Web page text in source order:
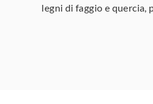
legni di faggio e quercia,